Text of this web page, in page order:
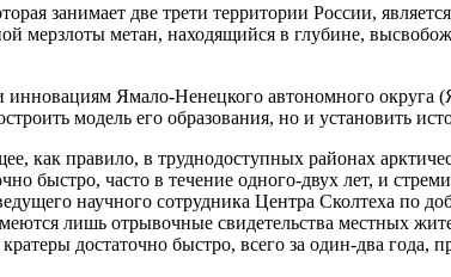
занимает две трети территории России,
мерзлоты метан, находящийся в глубине,
инновациям Ямало-Ненецкого автономного
модель его образования, но и установить
как правило, в труднодоступных районах
быстро, часто в течение одного-двух лет, и
научного сотрудника Центра Сколтеха по
лишь отрывочные свидетельства местных
достаточно быстро, всего за один-два года,